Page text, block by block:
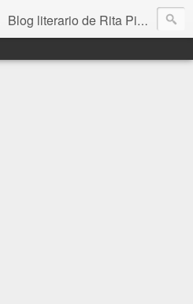
Blog literario de Rita Piedrafita